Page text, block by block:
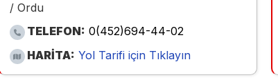
/ Ordu
TELEFON: 0(452)694-44-02
HARİTA: Yol Tarifi için Tıklayın